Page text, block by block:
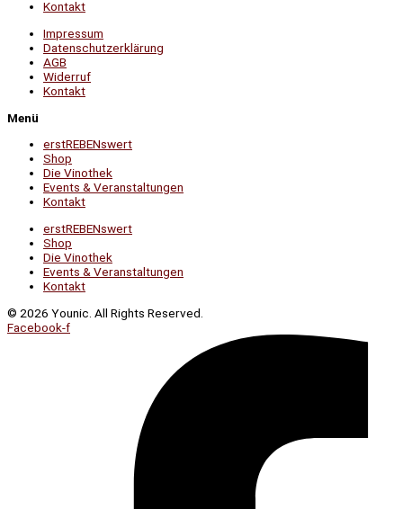
Kontakt
Impressum
Datenschutzerklärung
AGB
Widerruf
Kontakt
Menü
erstREBENswert
Shop
Die Vinothek
Events & Veranstaltungen
Kontakt
erstREBENswert
Shop
Die Vinothek
Events & Veranstaltungen
Kontakt
© 2026 Younic. All Rights Reserved.
Facebook-f